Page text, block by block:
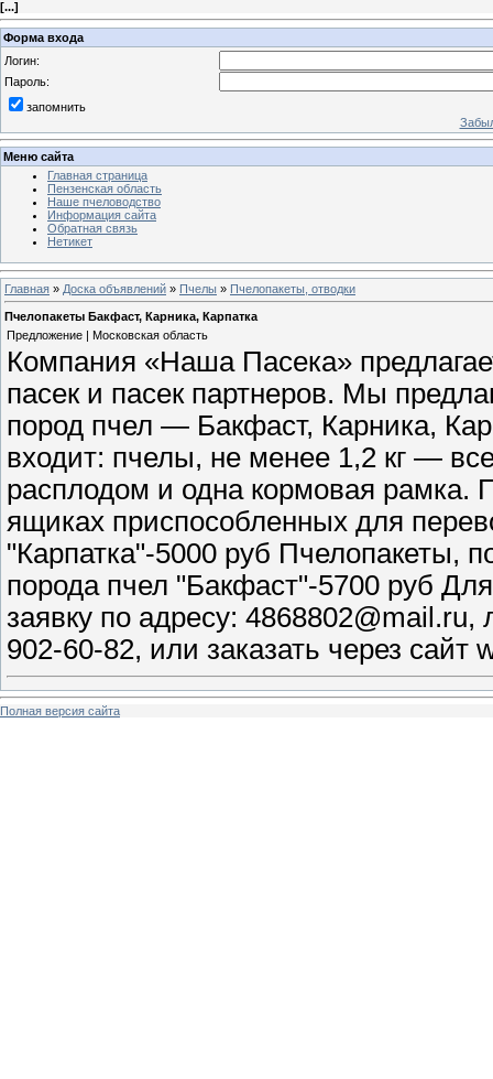
[...]
Форма входа
Логин:
Пароль:
запомнить
Меню сайта
Главная страница
Пензенская область
Наше пчеловодство
Информация сайта
Обратная связь
Нетикет
Главная » Доска объявлений » Пчелы » Пчелопакеты, отводки
Пчелопакеты Бакфаст, Карника, Карпатка
Предложение | Московская область
Компания «Наша Пасека»
пасек и пасек партнеров. Мы
пород пчел — Бакфаст, Карника,
входит: пчелы, не менее 1,2 кг —
расплодом и одна кормовая рамка.
ящиках приспособленных для
"Карпатка"-5000 руб Пчелопакеты,
порода пчел "Бакфаст"-5700 руб
заявку по адресу:
902-60-82, или заказать через сайт
Полная версия сайта